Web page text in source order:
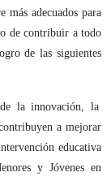
más adecuados para
de contribuir a todo
de las siguientes
la innovación, la
a mejorar
educativa
y Jóvenes en